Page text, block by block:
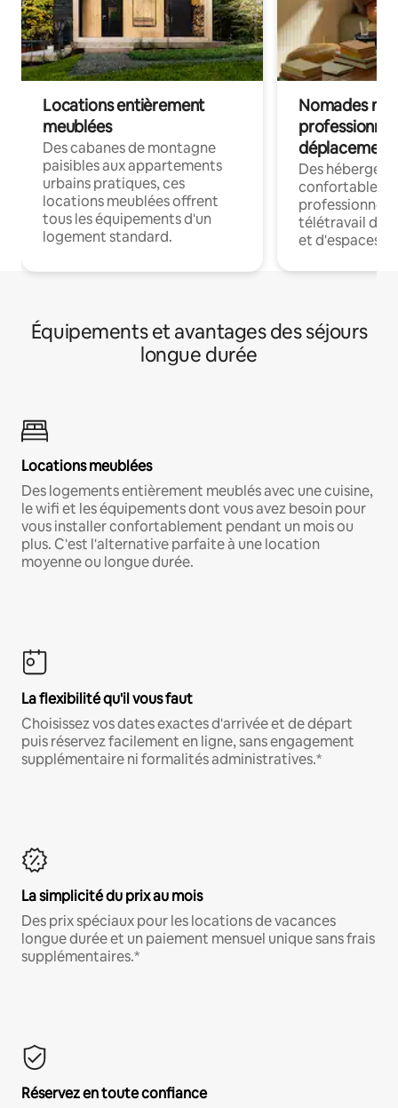
Locations entièrement
meublées
Des cabanes de montagne
paisibles aux appartements
urbains pratiques, ces
locations meublées offrent
tous les équipements d'un
logement standard.
Nomades
déplacement
Des
confortables
professionnels
télétravail
et d'espaces
Équipements et avantages des séjours
longue durée
Locations meublées
Des logements entièrement meublés avec une cuisine,
le wifi et les équipements dont vous avez besoin pour
vous installer confortablement pendant un mois ou
plus. C'est l'alternative parfaite à une location
moyenne ou longue durée.
La flexibilité qu'il vous faut
Choisissez vos dates exactes d'arrivée et de départ
puis réservez facilement en ligne, sans engagement
supplémentaire ni formalités administratives.*
La simplicité du prix au mois
Des prix spéciaux pour les locations de vacances
longue durée et un paiement mensuel unique sans frais
supplémentaires.*
Réservez en toute confiance